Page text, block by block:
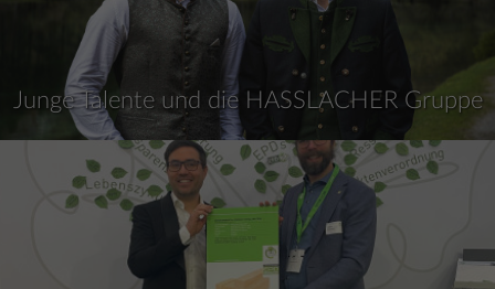
Junge Talente und die HASSLACHER Gruppe